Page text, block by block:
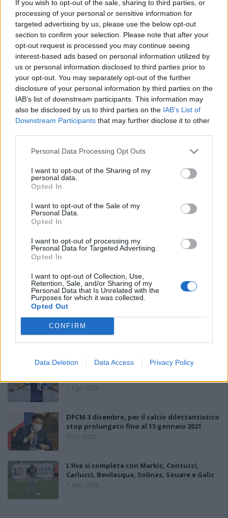
If you wish to opt-out of the sale, sharing to third parties, or
processing of your personal or sensitive information for
targeted advertising by us, please use the below opt-out
section to confirm your selection. Please note that after your
opt-out request is processed you may continue seeing
interest-based ads based on personal information utilized by
us or personal information disclosed to third parties prior to
your opt-out. You may separately opt-out of the further
disclosure of your personal information by third parties on the
IAB’s list of downstream participants. This information may
also be disclosed by us to third parties on the IAB’s List of
Downstream Participants that may further disclose it to other
Personal Data Processing Opt Outs
I want to opt-out of the Sharing of my
personal data.
Opted In
I want to opt-out of the Sale of my
Personal Data.
Opted In
I want to opt-out of processing my
Personal Data for Targeted Advertising.
Opted In
I want to opt-out of Collection, Use,
Retention, Sale, and/or Sharing of my
Personal Data that Is Unrelated with the
Purposes for which it was collected.
Opted Out
CONFIRM
Data Deletion Data Access Privacy Policy
PIÙ LETTI OGGI
Amichevole Ossese: 3-1 al Cagliari Primavera,
doppietta di Tapparello
8 Ago 2026
Il Latte Dolce prende Dumani dalla Torres,
Mascia, Sorgente, Lopes, Limberti e Cherchi
gli altri acquisti
Il Monastir riparte dai pilastri Masia, Pinna e
7 Ago 2026
DPCM 3 dicembre, per il calcio dilettantistico
stop prolungato fino al 15 gennaio 2021
3 Dic 2020
L'Ilva si completa con Markic, Contucci,
Carlucci, Bevilacqua, Solinas, Souare e Galic
7 Ago 2026